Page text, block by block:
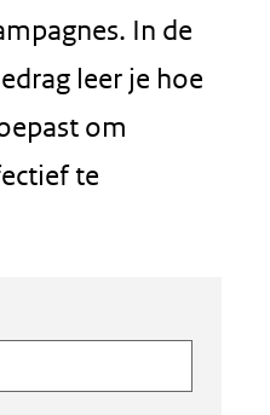
In de
leer je hoe
om
te